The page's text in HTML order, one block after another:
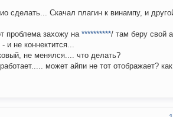
сделать... Скачал плагин к винампу, и
проблема захожу на **********/ там беру свой
и не коннектится...
не менялся.... что делать?
может айпи не тот отображает?